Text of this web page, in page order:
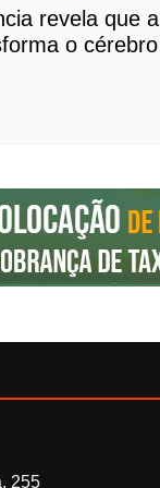
revela que a
o cérebro
255